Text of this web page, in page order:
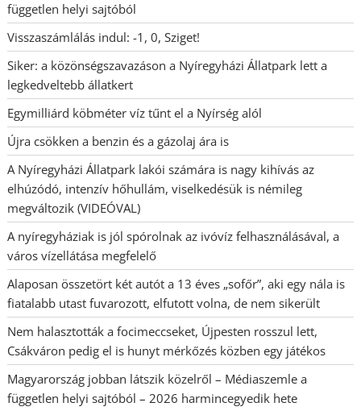
független helyi sajtóból
Visszaszámlálás indul: -1, 0, Sziget!
Siker: a közönségszavazáson a Nyíregyházi Állatpark lett a
legkedveltebb állatkert
Egymilliárd köbméter víz tűnt el a Nyírség alól
Újra csökken a benzin és a gázolaj ára is
A Nyíregyházi Állatpark lakói számára is nagy kihívás az
elhúzódó, intenzív hőhullám, viselkedésük is némileg
megváltozik (VIDEÓVAL)
A nyíregyháziak is jól spórolnak az ivóvíz felhasználásával, a
város vízellátása megfelelő
Alaposan összetört két autót a 13 éves „sofőr”, aki egy nála is
fiatalabb utast fuvarozott, elfutott volna, de nem sikerült
Nem halasztották a focimeccseket, Újpesten rosszul lett,
Csákváron pedig el is hunyt mérkőzés közben egy játékos
Magyarország jobban látszik közelről – Médiaszemle a
független helyi sajtóból – 2026 harmincegyedik hete